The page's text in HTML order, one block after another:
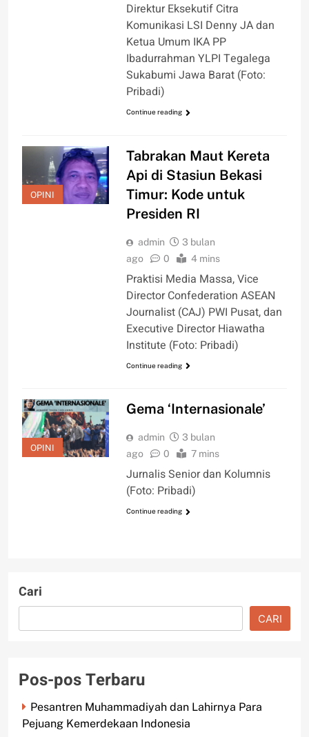
Direktur Eksekutif Citra
Komunikasi LSI Denny JA dan
Ketua Umum IKA PP
Ibadurrahman YLPI Tegalega
Sukabumi Jawa Barat (Foto:
Pribadi)
Continue reading
OPINI
Tabrakan Maut Kereta
Api di Stasiun Bekasi
Timur: Kode untuk
Presiden RI
admin
3 bulan
ago
0 4 mins
Praktisi Media Massa, Vice
Director Confederation ASEAN
Journalist (CAJ) PWI Pusat, dan
Executive Director Hiawatha
Institute (Foto: Pribadi)
Continue reading
OPINI
Gema ‘Internasionale’
admin
3 bulan
ago
0 7 mins
Jurnalis Senior dan Kolumnis
(Foto: Pribadi)
Continue reading
Cari
CARI
Pos-pos Terbaru
Pesantren Muhammadiyah dan Lahirnya Para
Pejuang Kemerdekaan Indonesia